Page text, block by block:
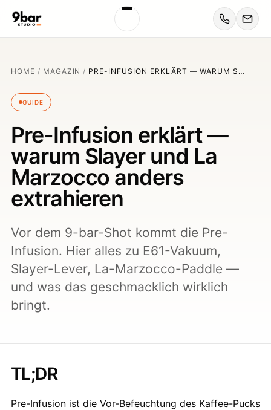
HOME / MAGAZIN / PRE-INFUSION ERKLÄRT — WARUM S…
GUIDE
Pre-Infusion erklärt —
warum Slayer und La
Marzocco anders
extrahieren
Vor dem 9-bar-Shot kommt die Pre-
Infusion. Hier alles zu E61-Vakuum,
Slayer-Lever, La-Marzocco-Paddle —
und was das geschmacklich wirklich
bringt.
TL;DR
Pre-Infusion ist die Vor-Befeuchtung des Kaffee-Pucks